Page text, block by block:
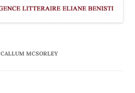
CALLUM MCSORLEY